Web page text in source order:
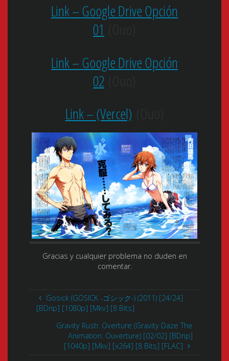
Link – Google Drive Opción
01
Link – Google Drive Opción
02
Link – (Vercel)
Gracias y cualquier problema no duden en
comentar.
Gosick (GOSICK -ゴシック-) (2011) [24/24]
[BDrip] [1080p] [Mkv] [8 Bits]
Gravity Rush: Overture (Gravity Daze The
Animation: Ouverture) [02/02] [BDrip]
[1040p] [Mkv] [x264] [8 Bits] [FLAC]